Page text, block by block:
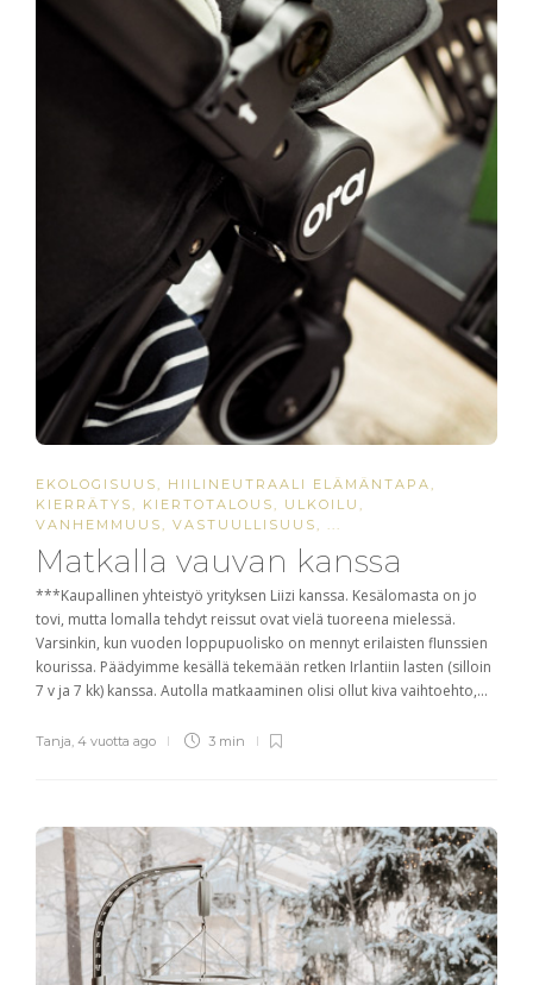
EKOLOGISUUS, HIILINEUTRAALI ELÄMÄNTAPA,
KIERRÄTYS, KIERTOTALOUS, ULKOILU ,
VANHEMMUUS, VASTUULLISUUS, ...
Matkalla vauvan kanssa
***Kaupallinen yhteistyö yrityksen Liizi kanssa. Kesälomasta on jo
tovi, mutta lomalla tehdyt reissut ovat vielä tuoreena mielessä.
Varsinkin, kun vuoden loppupuolisko on mennyt erilaisten flunssien
kourissa. Päädyimme kesällä tekemään retken Irlantiin lasten (silloin
7 v ja 7 kk) kanssa. Autolla matkaaminen olisi ollut kiva vaihtoehto,...
Tanja, 4 vuotta ago 3 min